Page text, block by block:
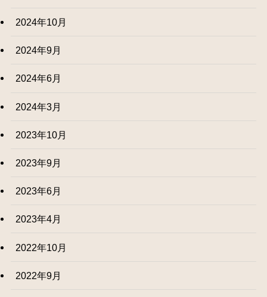
2024年10月
2024年9月
2024年6月
2024年3月
2023年10月
2023年9月
2023年6月
2023年4月
2022年10月
2022年9月